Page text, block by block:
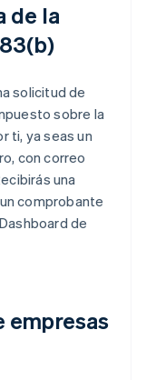
de la
solicitud de
sobre la
ti, ya seas un
con correo
una
comprobante
de
empresas